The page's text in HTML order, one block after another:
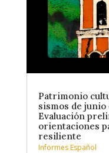
Patrimonio
sismos de junio
Evaluación
orientaciones
resiliente
Informes Español